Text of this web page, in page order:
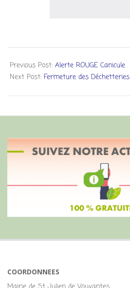
Previous Post: Alerte ROUGE Canicule
Next Post: Fermeture des Déchetteries
COORDONNEES